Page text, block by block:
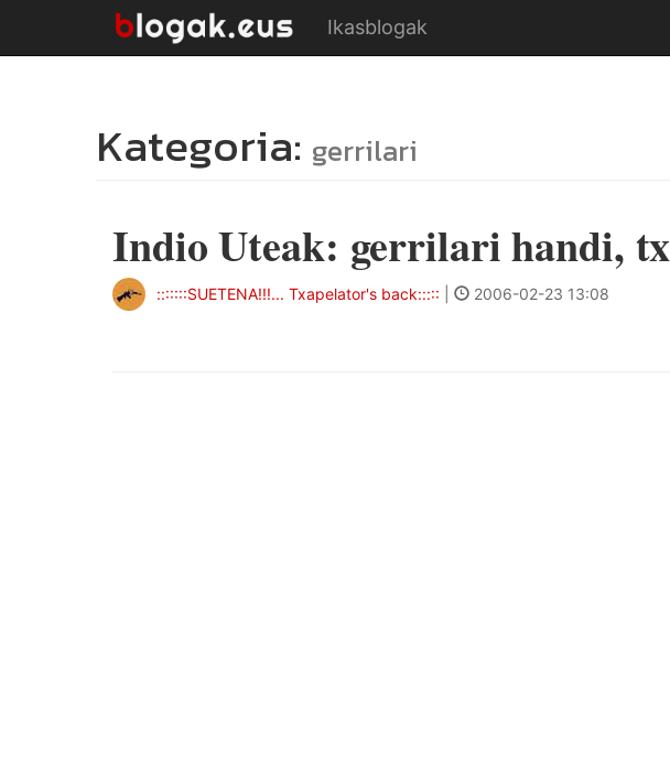
Ikasblogak
Kategoria: gerrilari
Indio Uteak: gerrilari handi,
:::::::SUETENA!!!... Txapelator's back::::: 2006-02-23 13:08